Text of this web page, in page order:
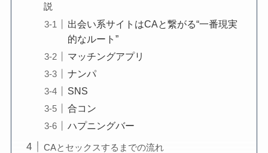
説
出会い系サイトはCAと繋がる“一番現実
的なルート”
マッチングアプリ
ナンパ
SNS
合コン
ハプニングバー
CAとセックスするまでの流れ